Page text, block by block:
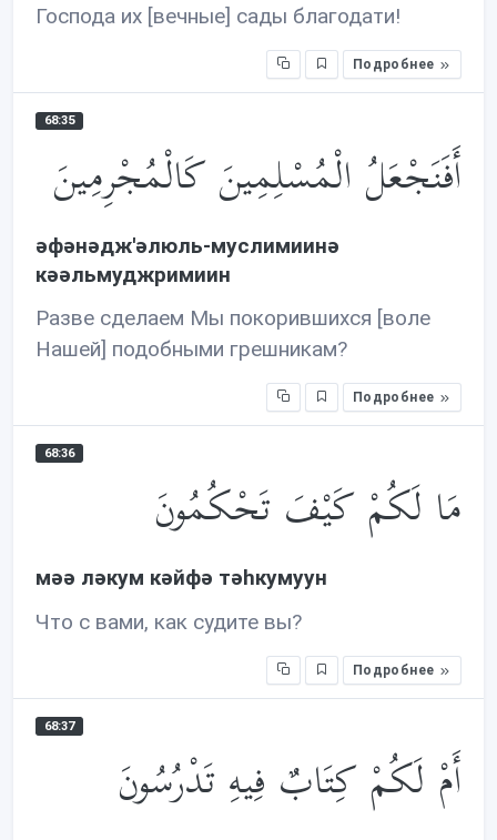
Господа их [вечные] сады благодати!
Подробнее
68:35
أَفَنَجْعَلُ الْمُسْلِمِينَ كَالْمُجْرِمِينَ
əфəнəдж'əлюль-муслимиинə
кəəльмуджримиин
Разве сделаем Мы покорившихся [воле
Нашей] подобными грешникам?
Подробнее
68:36
مَا لَكُمْ كَيْفَ تَحْكُمُونَ
мəə лəкум кəйфə тəhкумуун
Что с вами, как судите вы?
Подробнее
68:37
أَمْ لَكُمْ كِتَابٌ فِيهِ تَدْرُسُونَ